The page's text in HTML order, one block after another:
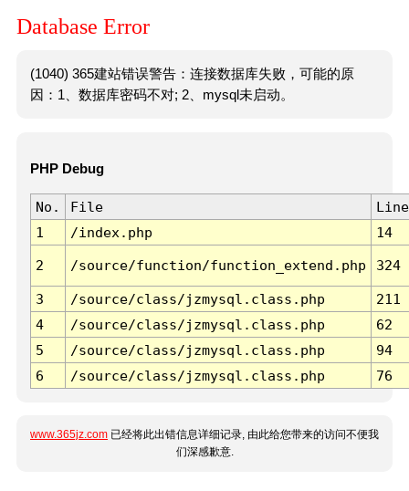
Database Error
(1040) 365建站错误警告：连接数据库失败，可能的原
因：1、数据库密码不对; 2、mysql未启动。
PHP Debug
No. File
Line
1
/index.php 14
2 /source/function/function_extend.php 324
3 /source/class/jzmysql.class.php
211
4
/source/class/jzmysql.class.php
62
5
/source/class/jzmysql.class.php
94
6
/source/class/jzmysql.class.php 76
www.365jz.com 已经将此出错信息详细记录, 由此给您带来的访问不便我
们深感歉意.